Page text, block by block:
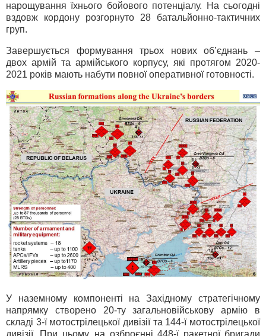
нарощування їхнього бойового потенціалу. На сьогодні
вздовж кордону розгорнуто 28 батальйонно-тактичних
груп.
Завершується формування трьох нових об’єднань –
двох армій та армійського корпусу, які протягом 2020-
2021 років мають набути повної оперативної готовності.
У наземному компоненті на Західному стратегічному
напрямку створено 20-ту загальновійськову армію в
складі 3-ї мотострілецької дивізії та 144-ї мотострілецької
дивізії. При цьому, на озброєнні 448-ї ракетної бригади